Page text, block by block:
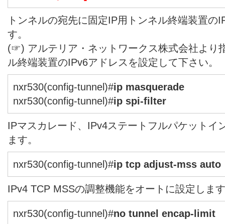
トンネルの宛先に固定IP用トンネル終端装置の
す。
(☞) アルテリア・ネットワークス株式会社より
ル終端装置のIPv6アドレスを設定して下さい。
nxr530(config-tunnel)#ip masquerade
nxr530(config-tunnel)#ip spi-filter
IPマスカレード、IPv4ステートフルパケットイ
ます。
nxr530(config-tunnel)#ip tcp adjust-mss auto
IPv4 TCP MSSの調整機能をオートに設定しま
nxr530(config-tunnel)#no tunnel encap-limit